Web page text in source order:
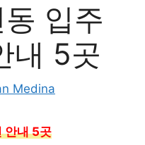
입주
내 5곳
Medina
안내 5곳